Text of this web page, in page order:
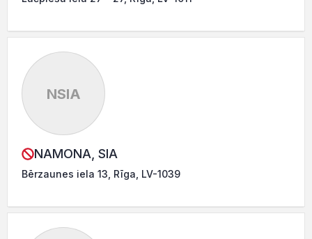
NSIA
NAMONA, SIA
Bērzaunes iela 13, Rīga, LV-1039